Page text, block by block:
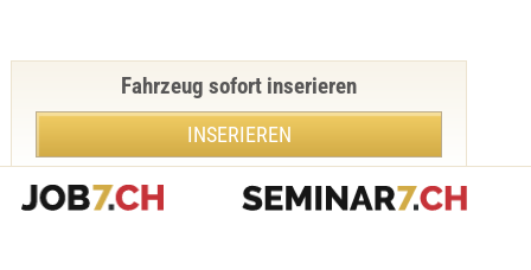
Fahrzeug sofort inserieren
INSERIEREN